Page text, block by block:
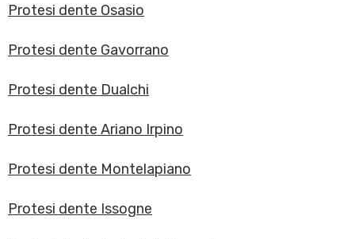
Protesi dente Osasio
Protesi dente Gavorrano
Protesi dente Dualchi
Protesi dente Ariano Irpino
Protesi dente Montelapiano
Protesi dente Issogne